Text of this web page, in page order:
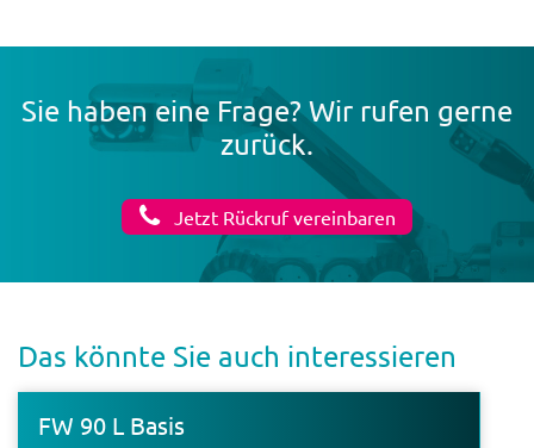
Sie haben eine Frage? Wir rufen gerne
zurück.
Jetzt Rückruf vereinbaren
Das könnte Sie auch inter­es­sieren
FW 90 L Basis